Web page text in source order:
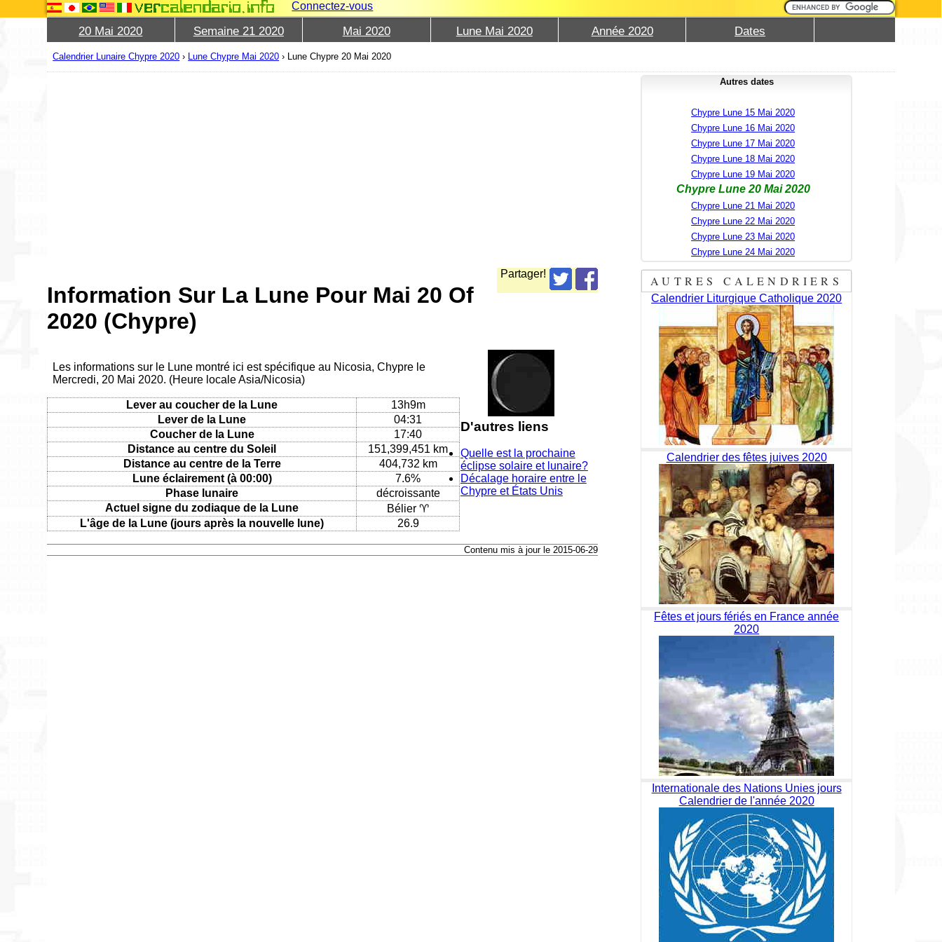
Connectez-vous
20 Mai 2020 Semaine 21 2020 Mai 2020 Lune Mai 2020 Année 2020 Dates
Calendrier Lunaire Chypre 2020 › Lune Chypre Mai 2020 › Lune Chypre 20 Mai 2020
Partager!
Information Sur La Lune Pour Mai 20 Of
2020 (Chypre)
Les informations sur le Lune montré ici est spécifique au Nicosia, Chypre le
Mercredi, 20 Mai 2020. (Heure locale Asia/Nicosia)
Lever au coucher de la Lune
13h9m
Lever de la Lune
04:31
Coucher de la Lune
17:40
Distance au centre du Soleil
151,399,451 km
Distance au centre de la Terre
404,732 km
Lune éclairement (à 00:00)
7.6%
Phase lunaire
décroissante
Actuel signe du zodiaque de la Lune
Bélier ♈
L'âge de la Lune (jours après la nouvelle lune)
26.9
D'autres liens
Quelle est la prochaine
éclipse solaire et lunaire?
Décalage horaire entre le
Chypre et États Unis
Contenu mis à jour le 2015-06-29
Autres dates
Chypre Lune 15 Mai 2020
Chypre Lune 16 Mai 2020
Chypre Lune 17 Mai 2020
Chypre Lune 18 Mai 2020
Chypre Lune 19 Mai 2020
Chypre Lune 20 Mai 2020
Chypre Lune 21 Mai 2020
Chypre Lune 22 Mai 2020
Chypre Lune 23 Mai 2020
Chypre Lune 24 Mai 2020
AUTRES CALENDRIERS
Calendrier Liturgique Catholique 2020
Calendrier des fêtes juives 2020
Fêtes et jours fériés en France année
2020
Internationale des Nations Unies jours
Calendrier de l'année 2020